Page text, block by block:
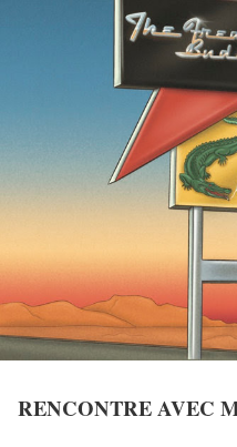
RENCONTRE AVEC